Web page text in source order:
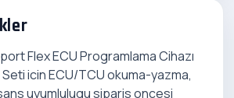
Flex ECU Programlama Cihazı
icin ECU/TCU okuma-yazma,
uyumlulugu siparis oncesi